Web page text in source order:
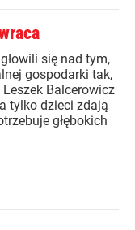
się nad tym,
gospodarki tak,
Balcerowicz
tylko dzieci zdają
głębokich